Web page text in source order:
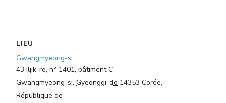
LIEU
Gwangmyeong-si
43 Iljik-ro, n° 1401, bâtiment C
Gwangmyeong-si, Gyeonggi-do 14353 Corée,
République de